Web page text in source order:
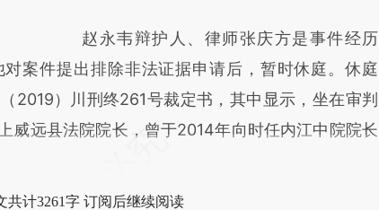
赵永韦辩护人、律师张庆方是事件经历
案件提出排除非法证据申请后，暂时休庭。休庭
2019）川刑终261号裁定书，其中显示，坐在审判
威远县法院院长，曾于2014年向时任内江中院院长
共计3261字 订阅后继续阅读